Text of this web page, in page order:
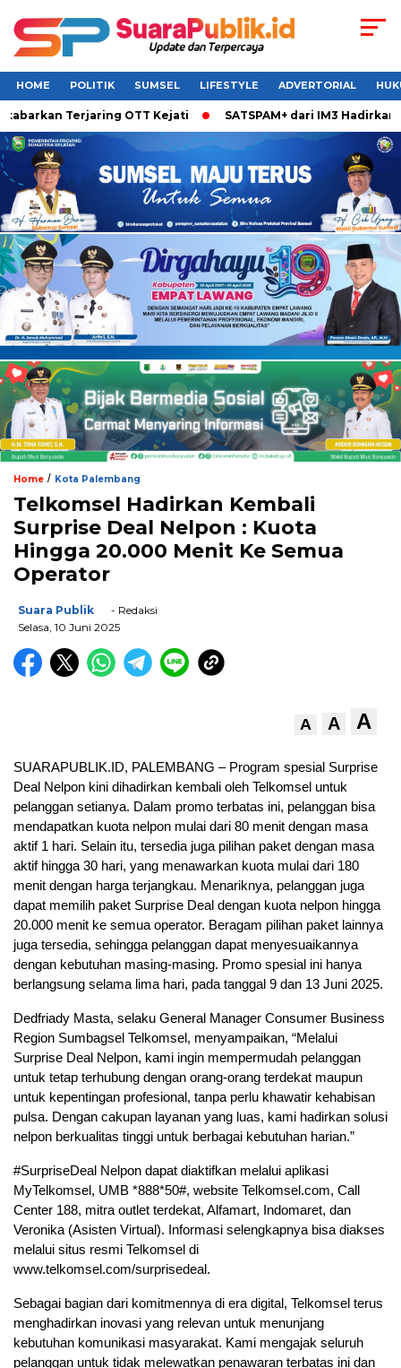
HOME POLITIK SUMSEL LIFESTYLE ADVERTORIAL
Terjaring OTT Kejati SATSPAM+ dari IM3 Hadirkan
Home / Kota Palembang
Telkomsel Hadirkan Kembali
Surprise Deal Nelpon : Kuota
Hingga 20.000 Menit Ke Semua
Operator
Suara Publik
- Redaksi
Selasa, 10 Juni 2025
A A A
SUARAPUBLIK.ID, PALEMBANG – Program spesial Surprise
Deal Nelpon kini dihadirkan kembali oleh Telkomsel untuk
pelanggan setianya. Dalam promo terbatas ini, pelanggan bisa
mendapatkan kuota nelpon mulai dari 80 menit dengan masa
aktif 1 hari. Selain itu, tersedia juga pilihan paket dengan masa
aktif hingga 30 hari, yang menawarkan kuota mulai dari 180
menit dengan harga terjangkau. Menariknya, pelanggan juga
dapat memilih paket Surprise Deal dengan kuota nelpon hingga
20.000 menit ke semua operator. Beragam pilihan paket lainnya
juga tersedia, sehingga pelanggan dapat menyesuaikannya
dengan kebutuhan masing-masing. Promo spesial ini hanya
berlangsung selama lima hari, pada tanggal 9 dan 13 Juni 2025.
Dedfriady Masta, selaku General Manager Consumer Business
Region Sumbagsel Telkomsel, menyampaikan, “Melalui
Surprise Deal Nelpon, kami ingin mempermudah pelanggan
untuk tetap terhubung dengan orang-orang terdekat maupun
untuk kepentingan profesional, tanpa perlu khawatir kehabisan
pulsa. Dengan cakupan layanan yang luas, kami hadirkan solusi
nelpon berkualitas tinggi untuk berbagai kebutuhan harian.”
#SurpriseDeal Nelpon dapat diaktifkan melalui aplikasi
MyTelkomsel, UMB *888*50#, website Telkomsel.com, Call
Center 188, mitra outlet terdekat, Alfamart, Indomaret, dan
Veronika (Asisten Virtual). Informasi selengkapnya bisa diakses
melalui situs resmi Telkomsel di
www.telkomsel.com/surprisedeal.
Sebagai bagian dari komitmennya di era digital, Telkomsel terus
menghadirkan inovasi yang relevan untuk menunjang
kebutuhan komunikasi masyarakat. Kami mengajak seluruh
pelanggan untuk tidak melewatkan penawaran terbatas ini dan